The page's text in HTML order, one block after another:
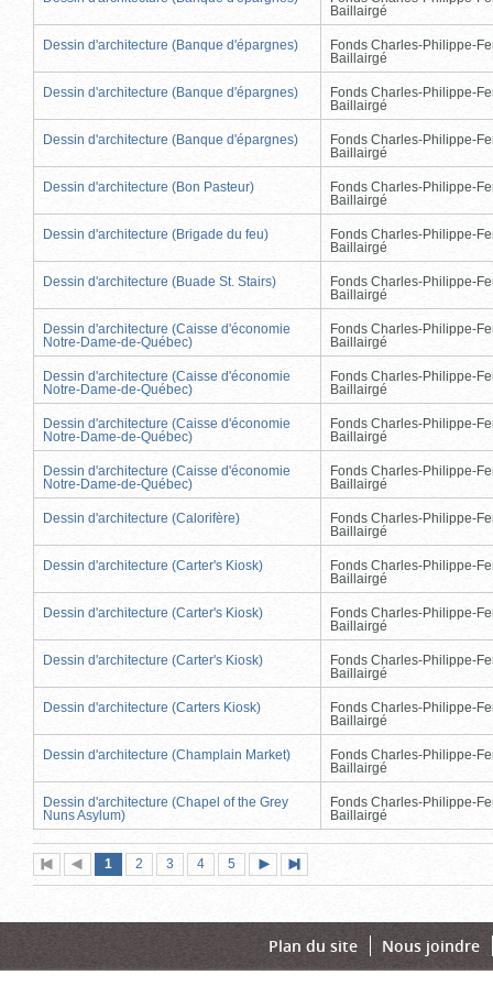
Baillairgé
Dessin d'architecture (Banque d'épargnes)
Fonds Charles-Philippe-
Baillairgé
Dessin d'architecture (Banque d'épargnes)
Fonds Charles-Philippe-
Baillairgé
Dessin d'architecture (Banque d'épargnes)
Fonds Charles-Philippe-
Baillairgé
Dessin d'architecture (Bon Pasteur)
Fonds Charles-Philippe-
Baillairgé
Dessin d'architecture (Brigade du feu)
Fonds Charles-Philippe-
Baillairgé
Dessin d'architecture (Buade St. Stairs)
Fonds Charles-Philippe-
Baillairgé
Dessin d'architecture (Caisse d'économie
Notre-Dame-de-Québec)
Fonds Charles-Philippe-
Baillairgé
Dessin d'architecture (Caisse d'économie
Notre-Dame-de-Québec)
Fonds Charles-Philippe-
Baillairgé
Dessin d'architecture (Caisse d'économie
Notre-Dame-de-Québec)
Fonds Charles-Philippe-
Baillairgé
Dessin d'architecture (Caisse d'économie
Notre-Dame-de-Québec)
Fonds Charles-Philippe-
Baillairgé
Dessin d'architecture (Calorifère)
Fonds Charles-Philippe-
Baillairgé
Dessin d'architecture (Carter's Kiosk)
Fonds Charles-Philippe-
Baillairgé
Dessin d'architecture (Carter's Kiosk)
Fonds Charles-Philippe-
Baillairgé
Dessin d'architecture (Carter's Kiosk)
Fonds Charles-Philippe-
Baillairgé
Dessin d'architecture (Carters Kiosk)
Fonds Charles-Philippe-
Baillairgé
Dessin d'architecture (Champlain Market)
Fonds Charles-Philippe-
Baillairgé
Dessin d'architecture (Chapel of the Grey
Nuns Asylum)
Fonds Charles-Philippe-
Baillairgé
Première
page
Page
précédente
Page
1 (page
actuelle)
Page
2 Page
3 Page
4 Page
5
suivante
page
Plan du site Nous joindre